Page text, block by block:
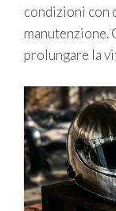
condizioni con
manutenzione.
prolungare la